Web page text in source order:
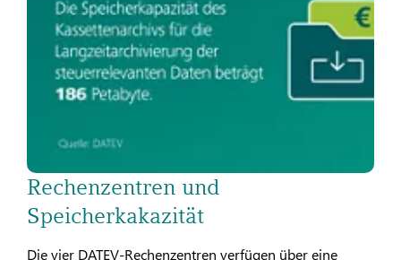
Rechenzentren und
Speicherkakazität
Die vier DATEV-Rechenzentren verfügen über eine